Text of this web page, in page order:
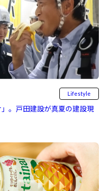
Lifestyle
。戸田建設が真夏の建設現